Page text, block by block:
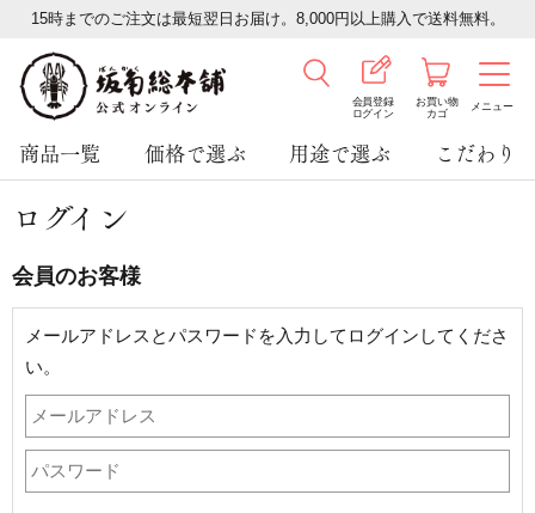
15時までのご注文は最短翌日お届け。8,000円以上購入で送料無料。
会員登録
ログイン
お買い物
カゴ
メニュー
商品一覧 価格で選ぶ 用途で選ぶ こだわり
ログイン
会員のお客様
メールアドレスとパスワードを入力してログインしてくださ
い。